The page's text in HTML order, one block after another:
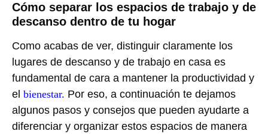
Cómo separar los espacios de trabajo y de
descanso dentro de tu hogar
Como acabas de ver, distinguir claramente los
lugares de descanso y de trabajo en casa es
fundamental de cara a mantener la productividad y
el bienestar. Por eso, a continuación te dejamos
algunos pasos y consejos que pueden ayudarte a
diferenciar y organizar estos espacios de manera